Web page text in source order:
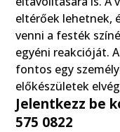
eltérőek lehetnek,
venni a festék
egyéni reakcióját.
fontos egy
előkészületek
Jelentkezz be
575 0822